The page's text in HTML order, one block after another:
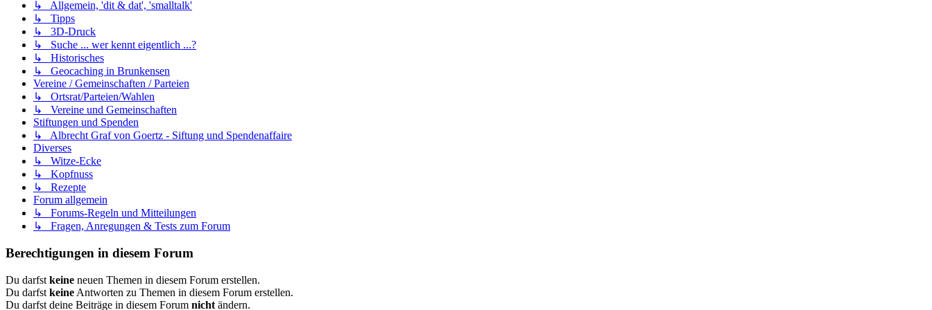
↳ Allgemein, 'dit & dat', 'smalltalk'
↳ Tipps
↳ 3D-Druck
↳ Suche ... wer kennt eigentlich ...?
↳ Historisches
↳ Geocaching in Brunkensen
Vereine / Gemeinschaften / Parteien
↳ Ortsrat/Parteien/Wahlen
↳ Vereine und Gemeinschaften
Stiftungen und Spenden
↳ Albrecht Graf von Goertz - Siftung und Spendenaffaire
Diverses
↳ Witze-Ecke
↳ Kopfnuss
↳ Rezepte
Forum allgemein
↳ Forums-Regeln und Mitteilungen
↳ Fragen, Anregungen & Tests zum Forum
Berechtigungen in diesem Forum
Du darfst keine neuen Themen in diesem Forum erstellen.
Du darfst keine Antworten zu Themen in diesem Forum erstellen.
Du darfst deine Beiträge in diesem Forum nicht ändern.